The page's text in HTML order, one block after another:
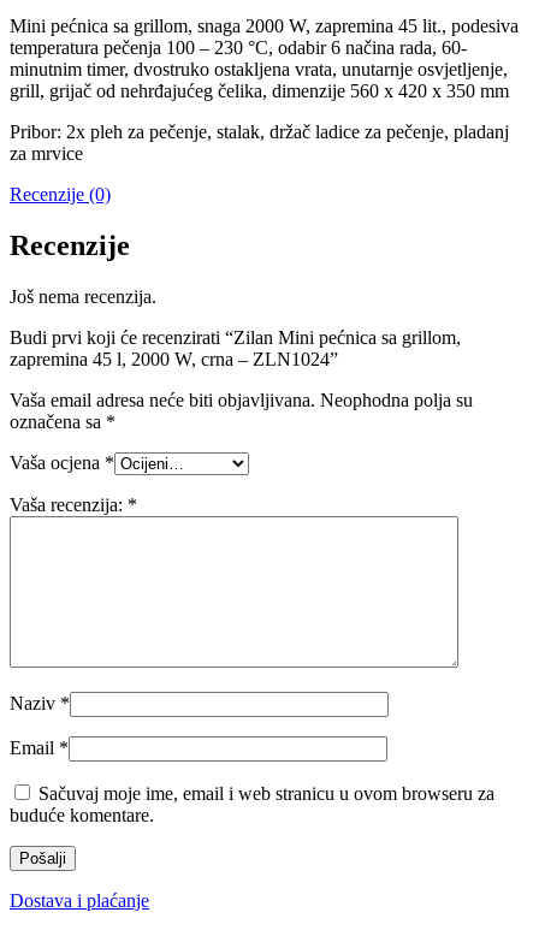
Mini pećnica sa grillom, snaga 2000 W, zapremina 45 lit., podesiva
temperatura pečenja 100 – 230 °C, odabir 6 načina rada, 60-
minutnim timer, dvostruko ostakljena vrata, unutarnje osvjetljenje,
grill, grijač od nehrđajućeg čelika, dimenzije 560 x 420 x 350 mm
Pribor: 2x pleh za pečenje, stalak, držač ladice za pečenje, pladanj
za mrvice
Recenzije (0)
Recenzije
Još nema recenzija.
Budi prvi koji će recenzirati “Zilan Mini pećnica sa grillom,
zapremina 45 l, 2000 W, crna – ZLN1024”
Vaša email adresa neće biti objavljivana. Neophodna polja su
označena sa *
Vaša ocjena *
Vaša recenzija: *
Naziv *
Email *
Sačuvaj moje ime, email i web stranicu u ovom browseru za
buduće komentare.
Dostava i plaćanje